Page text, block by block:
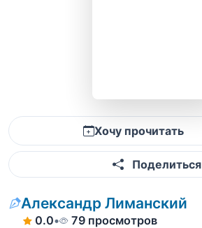
Хочу прочитать
Поделиться
Александр Лиманский
0.0• 79 просмотров